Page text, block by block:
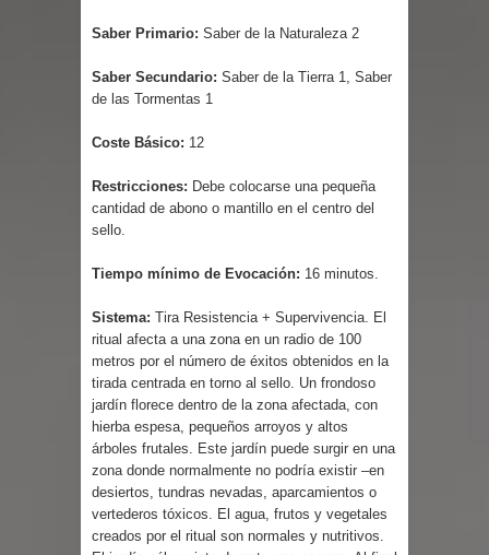
Saber Primario: Saber de la Naturaleza 2
Saber Secundario: Saber de la Tierra 1, Saber
de las Tormentas 1
Coste Básico: 12
Restricciones: Debe colocarse una pequeña
cantidad de abono o mantillo en el centro del
sello.
Tiempo mínimo de Evocación: 16 minutos.
Sistema: Tira Resistencia + Supervivencia. El
ritual afecta a una zona en un radio de 100
metros por el número de éxitos obtenidos en la
tirada centrada en torno al sello. Un frondoso
jardín florece dentro de la zona afectada, con
hierba espesa, pequeños arroyos y altos
árboles frutales. Este jardín puede surgir en una
zona donde normalmente no podría existir –en
desiertos, tundras nevadas, aparcamientos o
vertederos tóxicos. El agua, frutos y vegetales
creados por el ritual son normales y nutritivos.